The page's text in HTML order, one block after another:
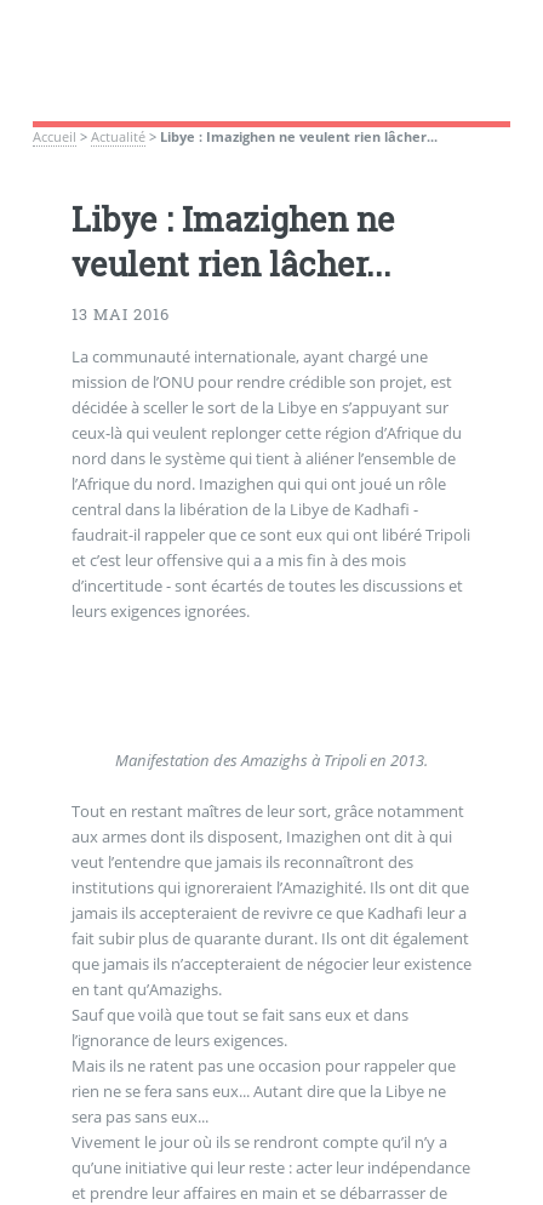
Accueil > Actualité> Libye : Imazighen ne veulent rien lâcher...
Libye : Imazighen ne
veulent rien lâcher...
13 MAI 2016
La communauté internationale, ayant chargé une
mission de l’ONU pour rendre crédible son projet, est
décidée à sceller le sort de la Libye en s’appuyant sur
ceux-là qui veulent replonger cette région d’Afrique du
nord dans le système qui tient à aliéner l’ensemble de
l’Afrique du nord. Imazighen qui qui ont joué un rôle
central dans la libération de la Libye de Kadhafi -
faudrait-il rappeler que ce sont eux qui ont libéré Tripoli
et c’est leur offensive qui a a mis fin à des mois
d’incertitude - sont écartés de toutes les discussions et
leurs exigences ignorées.
Manifestation des Amazighs à Tripoli en 2013.
Tout en restant maîtres de leur sort, grâce notamment
aux armes dont ils disposent, Imazighen ont dit à qui
veut l’entendre que jamais ils reconnaîtront des
institutions qui ignoreraient l’Amazighité. Ils ont dit que
jamais ils accepteraient de revivre ce que Kadhafi leur a
fait subir plus de quarante durant. Ils ont dit également
que jamais ils n’accepteraient de négocier leur existence
en tant qu’Amazighs.
Sauf que voilà que tout se fait sans eux et dans
l’ignorance de leurs exigences.
Mais ils ne ratent pas une occasion pour rappeler que
rien ne se fera sans eux... Autant dire que la Libye ne
sera pas sans eux...
Vivement le jour où ils se rendront compte qu’il n’y a
qu’une initiative qui leur reste : acter leur indépendance
et prendre leur affaires en main et se débarrasser de